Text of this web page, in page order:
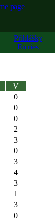
Přihlášky
Entries
V
0
0
0
2
3
0
3
4
3
1
3
0